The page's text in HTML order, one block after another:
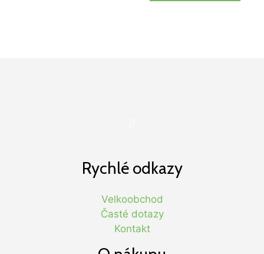
Rychlé odkazy
Velkoobchod
Časté dotazy
Kontakt